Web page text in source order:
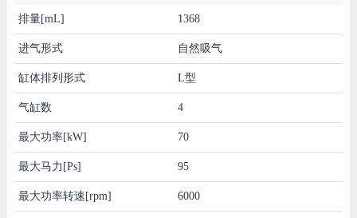
排量[mL] 1368
进气形式 自然吸气
缸体排列形式 L型
气缸数 4
最大功率[kW] 70
最大马力[Ps] 95
最大功率转速[rpm] 6000